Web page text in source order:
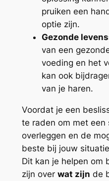
pruiken een
optie zijn.
Gezonde
van een
voeding en het
kan ook
van je haren.
Voordat je een
te raden om met een
overleggen en de
beste bij jouw
Dit kan je helpen om
zijn over wat zijn de